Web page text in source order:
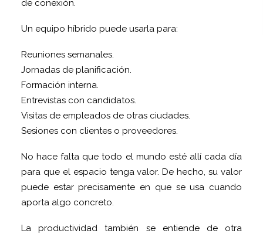
de conexión.
Un equipo híbrido puede usarla para:
Reuniones semanales.
Jornadas de planificación.
Formación interna.
Entrevistas con candidatos.
Visitas de empleados de otras ciudades.
Sesiones con clientes o proveedores.
No hace falta que todo el mundo esté allí cada día
para que el espacio tenga valor. De hecho, su valor
puede estar precisamente en que se usa cuando
aporta algo concreto.
La productividad también se entiende de otra